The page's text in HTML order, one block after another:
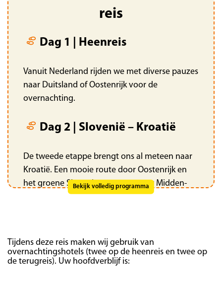
reis
Dag 1 | Heenreis
Vanuit Nederland rijden we met diverse pauzes
naar Duitsland of Oostenrijk voor de
overnachting.
Dag 2 | Slovenië – Kroatië
De tweede etappe brengt ons al meteen naar
Kroatië. Een mooie route door Oostenrijk en
het groene Slovenië voert ons naar Midden-
Kroatië voor de overnachting.
Neum
Bekijk volledig programma
Tijdens deze reis maken wij gebruik van
overnachtingshotels (twee op de heenreis en twee op
de terugreis). Uw hoofdverblijf is: